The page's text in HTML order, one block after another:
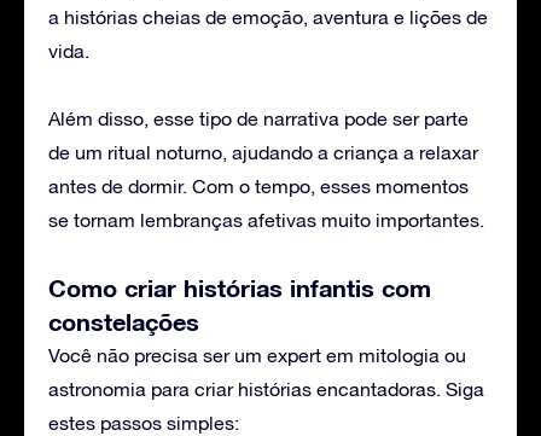
a histórias cheias de emoção, aventura e lições de
vida.
Além disso, esse tipo de narrativa pode ser parte
de um ritual noturno, ajudando a criança a relaxar
antes de dormir. Com o tempo, esses momentos
se tornam lembranças afetivas muito importantes.
Como criar histórias infantis com
constelações
Você não precisa ser um expert em mitologia ou
astronomia para criar histórias encantadoras. Siga
estes passos simples: